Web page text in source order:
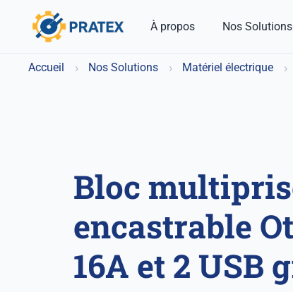
À propos Nos Solutions
Accueil › Nos Solutions › Matériel électrique ›
Bloc
encastrable
16A et 2 USB